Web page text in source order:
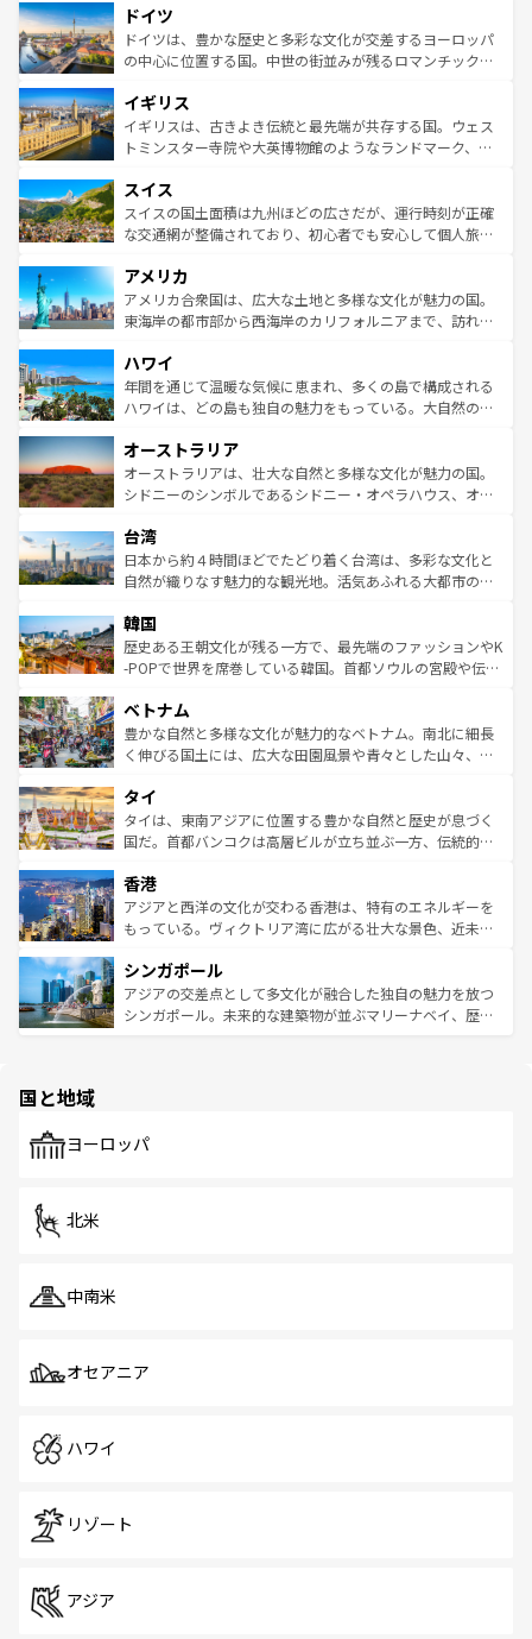
せる。地方によって風土や気候が異なるスペインはその個
性で訪れる人を魅了する。 なお、新着のスペイン情報は コ
ンテンツ一覧を参照してほしい。
で、幅広い魅力が詰まっている。華麗な宮殿、歴史的な大
聖堂、美しいビーチ、そして豊かな自然が、訪れる者を心
から魅了する。また、フランスは美食の国としても知ら
いる。シャンパンの発祥地であるランス、プロヴァンスの
香り高いラベンダー畑など、多彩な楽しみ方が可能だ。さ
らに、パリ以外の地域にも魅力が溢れており、どの街角に
れる地方に足を運ぶとそれぞれで全く異なる文化を体験で
きるだろう。 なお、新着のフランス情報はコンテンツ一覧
を参照してほしい。
ドイツ
ドイツは、豊かな歴史と多彩な文化が交差するヨーロッパ
の中心に位置する国。中世の街並みが残るロマンチック街
顔を持つこの国は、どこを歩いても飽きることがない。ベ
ルリンの文化的活気、バイエルン州のアルプスの絶景、そ
してライン川沿いのワイン畑といった風景は必見。ビール
は、お酒好きな人にはぜひ体験してほしい。 なお、新着の
ドイツ情報はコンテンツ一覧を参照してほしい。
イギリス
イギリスは、古きよき伝統と最先端が共存する国。ウェス
トミンスター寺院や大英博物館のようなランドマーク、歴
リアごとに異なる魅力がある。また、優雅なアフタヌーン
ティー、ビール好きにはたまらない英国パブ、サッカー観
戦など、本場だからこそできる体験も豊富。イギリスを旅
ンツ一覧を参照してほしい。
スイス
スイスの国土面積は九州ほどの広さだが、運行時刻が正確
な交通網が整備されており、初心者でも安心して個人旅行
の建物がそのまま残る町や、スイスならではのユニークな
博物館もあり、アルプス観光だけでなく町歩きも満喫する
ことができる。国民の所得が高いため物価も高いが、旅行
ば市内交通費無料で観光を楽しむこともできる。 なお、新
着のスイス情報はコンテンツ一覧 を参照してほしい。
アメリカ
アメリカ合衆国は、広大な土地と多様な文化が魅力の国。
東海岸の都市部から西海岸のカリフォルニアまで、訪れる
のような巨大都市は、観光、ショッピング、エンターテイ
ンメントが詰まった刺激的なスポットだ。一方、アメリカ
西部には大自然が広がり、グランドキャニオンやイエロー
部のニューオーリンズでは、音楽と美食が融合した独特の
文化が魅力。旅行者はアメリカの各地域で異なる魅力を楽
しみながら、その多様性と豊かな歴史を感じることができ
ならではの贅沢な旅のスタイルだ。 なお、新着のアメリカ
情報はコンテンツ一覧を参照してほしい。
ハワイ
年間を通じて温暖な気候に恵まれ、多くの島で構成される
ハワイは、どの島も独自の魅力をもっている。大自然の神
ワイ島は見逃せない。また、定番の観光地といえばオアフ
島だが、静かな自然を求めるならマウイ島やカウアイ島が
おすすめ。エメラルドグリーンに輝く海をはじめ、豊かな
れるおもてなしの心で訪れる人々を迎えてくれるハワイの
人々、おいしいローカルフードやハワイアンミュージッ
ク、伝統的なフラダンスなど、すべてがハワイの魅力を彩
ワイを、存分に味わってほしい。 なお、新着のハワイ情報
はコンテンツ一覧を参照してほしい。
オーストラリア
オーストラリアは、壮大な自然と多様な文化が魅力の国。
シドニーのシンボルであるシドニー・オペラハウス、オー
リアリーフや大陸中央部にそびえるウルル（エアーズロッ
ク）、タスマニアの美しい原生林やケアンズの熱帯雨林な
ど、見どころがたくさん。また、カフェやワイン、オージ
いる。アクティビティも充実しており、サーフィンやダイ
ビング、ハイキングなど、アウトドア好きにはたまらな
い。オーストラリアの多彩な魅力を存分に味わいつくそ
参照してほしい。
台湾
日本から約４時間ほどでたどり着く台湾は、多彩な文化と
自然が織りなす魅力的な観光地。活気あふれる大都市の台
ン）、静ひつな山岳地帯である台湾東部など、都市の喧騒
と山間の静けさが共存しており、訪れる人に新しい発見と
驚きをもたらしてくれる。また、奥深い台湾の食文化も魅
容にもいいと評判のスイーツなど、バラエティ豊かな料理
が味わえる。 なお、新着の台湾情報は コンテンツ一覧を参
照してほしい。
韓国
歴史ある王朝文化が残る一方で、最先端のファッションやK
-POPで世界を席巻している韓国。首都ソウルの宮殿や伝統
き、地方に足を延ばせば四季折々の自然美を楽しむことが
できる。そして、キムチや焼肉、絶品のストリートフード
まで、さまざまな韓国料理が待っている。夜には、韓国な
リティに包まれながら、韓国の多彩な魅力を心ゆくまで味
わってみてほしい。 なお、新着の韓国情報はコンテンツ一
覧を参照してほしい。
ベトナム
豊かな自然と多様な文化が魅力的なベトナム。南北に細長
く伸びる国土には、広大な田園風景や青々とした山々、世
急速な発展と共に伝統が息づく。ハノイの古い町並みやホ
ーチミン市のフランス統治時代の建物も、独特の雰囲気を
醸し出している。また、バラエティの豊かさとおいしさで
とつ。フォーやバインミー、ベトナムコーヒーなどは、ぜ
ひ現地で味わいたい。どの地域を訪れてもあたたかい人々
が旅行者を迎えてくれるので、きっと忘れられない旅にな
参照してほしい。
タイ
タイは、東南アジアに位置する豊かな自然と歴史が息づく
国だ。首都バンコクは高層ビルが立ち並ぶ一方、伝統的な
の活気が交差している。北部ではチェンマイなどの山岳地
帯で自然と触れ合い、南部ではプーケットやクラビの美し
いビーチでリゾート気分を楽しむことができる。タイ料理
激する。気候は一年中温暖で、どの季節にも異なる楽しみ
が待っている。親しみやすいタイの人々、仏教を中心とし
た文化、そして多様な観光資源が、訪れる旅人を魅了し続
香港
アジアと西洋の文化が交わる香港は、特有のエネルギーを
もっている。ヴィクトリア湾に広がる壮大な景色、近未来
み、どこを訪れても感動するはず。観光スポットが密集し
ており、効率よく見どころを回れるのも魅力。息をのむよ
うな絶景から文化的な体験まで、香港を存分に楽しみ尽く
シンガポール
アジアの交差点として多文化が融合した独自の魅力を放つ
シンガポール。未来的な建築物が並ぶマリーナベイ、歴史
で、ホーカーズは地元の風情を楽しめる外せないスポット
国と地域
ヨーロッパ
北米
中南米
オセアニア
ハワイ
リゾート
アジア